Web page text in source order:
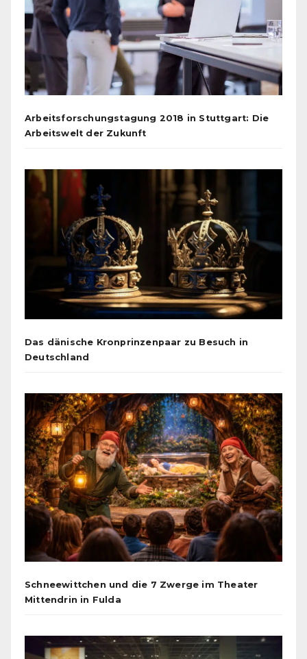
Arbeitsforschungstagung 2018 in Stuttgart: Die
Arbeitswelt der Zukunft
Das dänische Kronprinzenpaar zu Besuch in
Deutschland
Schneewittchen und die 7 Zwerge im Theater
Mittendrin in Fulda